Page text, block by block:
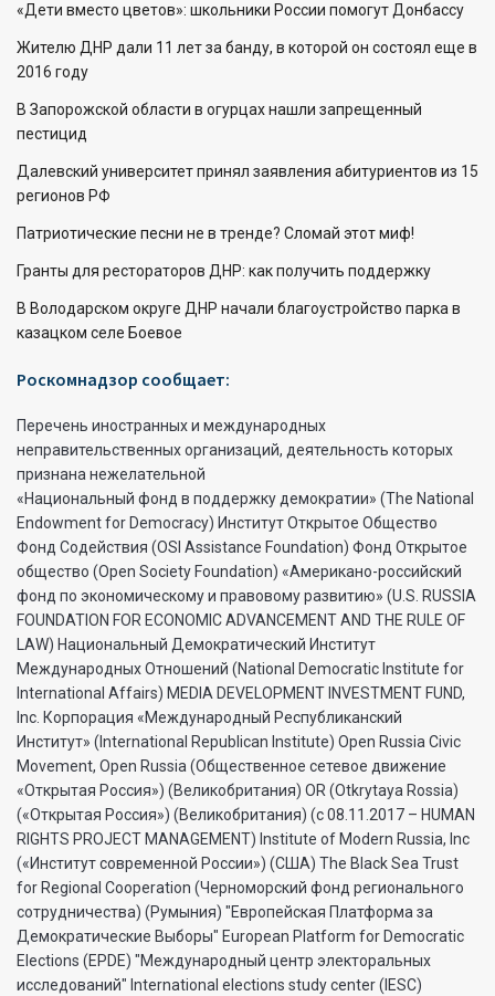
«Дети вместо цветов»: школьники России помогут Донбассу
Жителю ДНР дали 11 лет за банду, в которой он состоял еще в
2016 году
В Запорожской области в огурцах нашли запрещенный
пестицид
Далевский университет принял заявления абитуриентов из 15
регионов РФ
Патриотические песни не в тренде? Сломай этот миф!
Гранты для рестораторов ДНР: как получить поддержку
В Володарском округе ДНР начали благоустройство парка в
казацком селе Боевое
Роскомнадзор сообщает:
Перечень иностранных и международных
неправительственных организаций, деятельность которых
признана нежелательной
«Национальный фонд в поддержку демократии» (The National
Endowment for Democracy) Институт Открытое Общество
Фонд Содействия (OSI Assistance Foundation) Фонд Открытое
общество (Open Society Foundation) «Американо-российский
фонд по экономическому и правовому развитию» (U.S. RUSSIA
FOUNDATION FOR ECONOMIC ADVANCEMENT AND THE RULE OF
LAW) Национальный Демократический Институт
Международных Отношений (National Democratic Institute for
International Affairs) MEDIA DEVELOPMENT INVESTMENT FUND,
Inc. Корпорация «Международный Республиканский
Институт» (International Republican Institute) Open Russia Civic
Movement, Open Russia (Общественное сетевое движение
«Открытая Россия») (Великобритания) OR (Otkrytaya Rossia)
(«Открытая Россия») (Великобритания) (с 08.11.2017 – HUMAN
RIGHTS PROJECT MANAGEMENT) Institute of Modern Russia, Inc
(«Институт современной России») (США) The Black Sea Trust
for Regional Cooperation (Черноморский фонд регионального
сотрудничества) (Румыния) "Европейская Платформа за
Демократические Выборы" European Platform for Democratic
Elections (EPDE) "Международный центр электоральных
исследований" International elections study center (IESC)